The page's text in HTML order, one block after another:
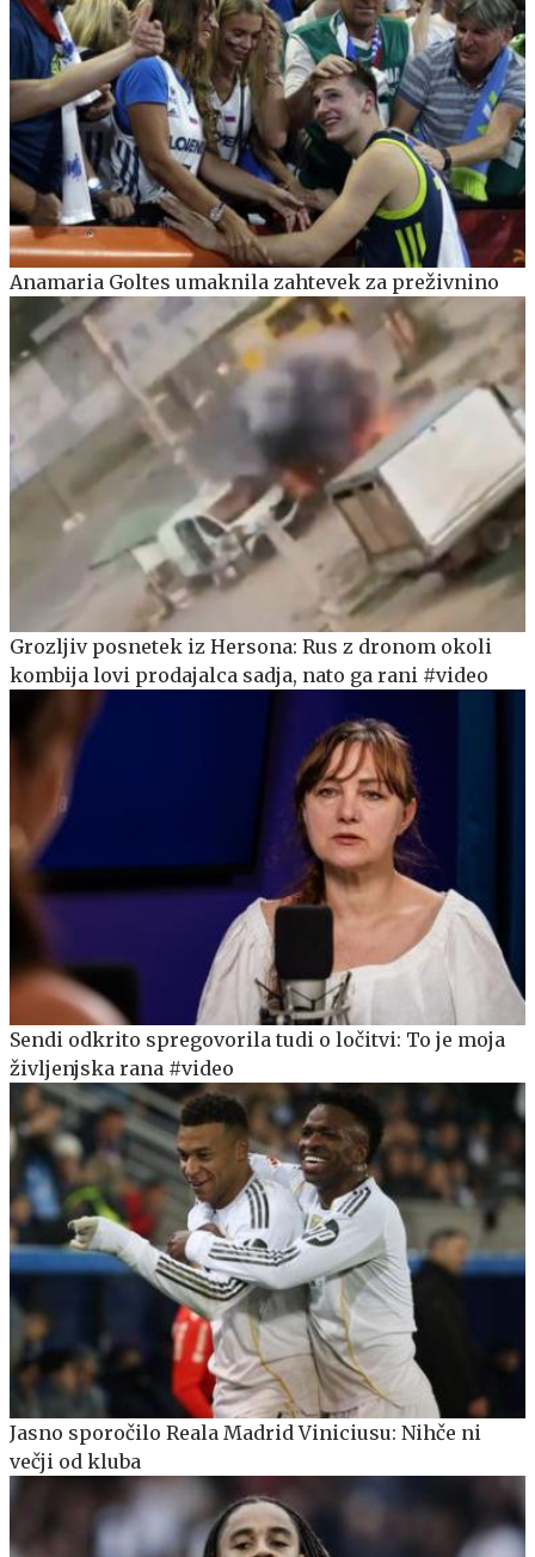
Anamaria Goltes umaknila zahtevek za preživnino
Grozljiv posnetek iz Hersona: Rus z dronom okoli
kombija lovi prodajalca sadja, nato ga rani #video
Sendi odkrito spregovorila tudi o ločitvi: To je moja
življenjska rana #video
Jasno sporočilo Reala Madrid Viniciusu: Nihče ni
večji od kluba